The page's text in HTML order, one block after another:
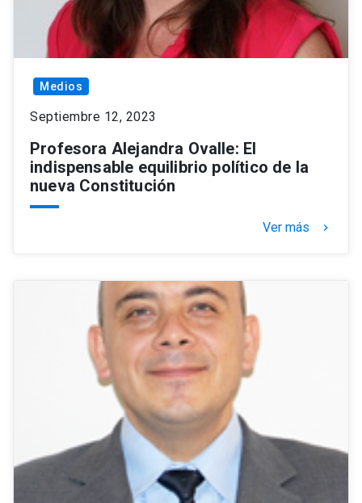
Medios
Septiembre 12, 2023
Profesora Alejandra Ovalle: El
indispensable equilibrio político de la
nueva Constitución
Ver más keyboard_arrow_right